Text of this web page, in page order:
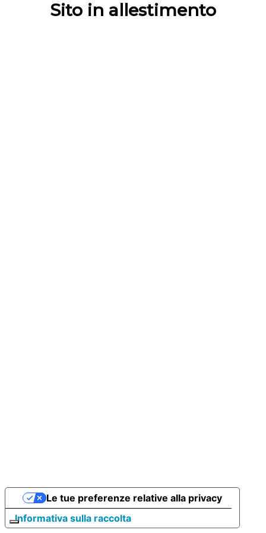
Sito in allestimento
Informativa sulla raccolta
Le tue preferenze relative alla privacy